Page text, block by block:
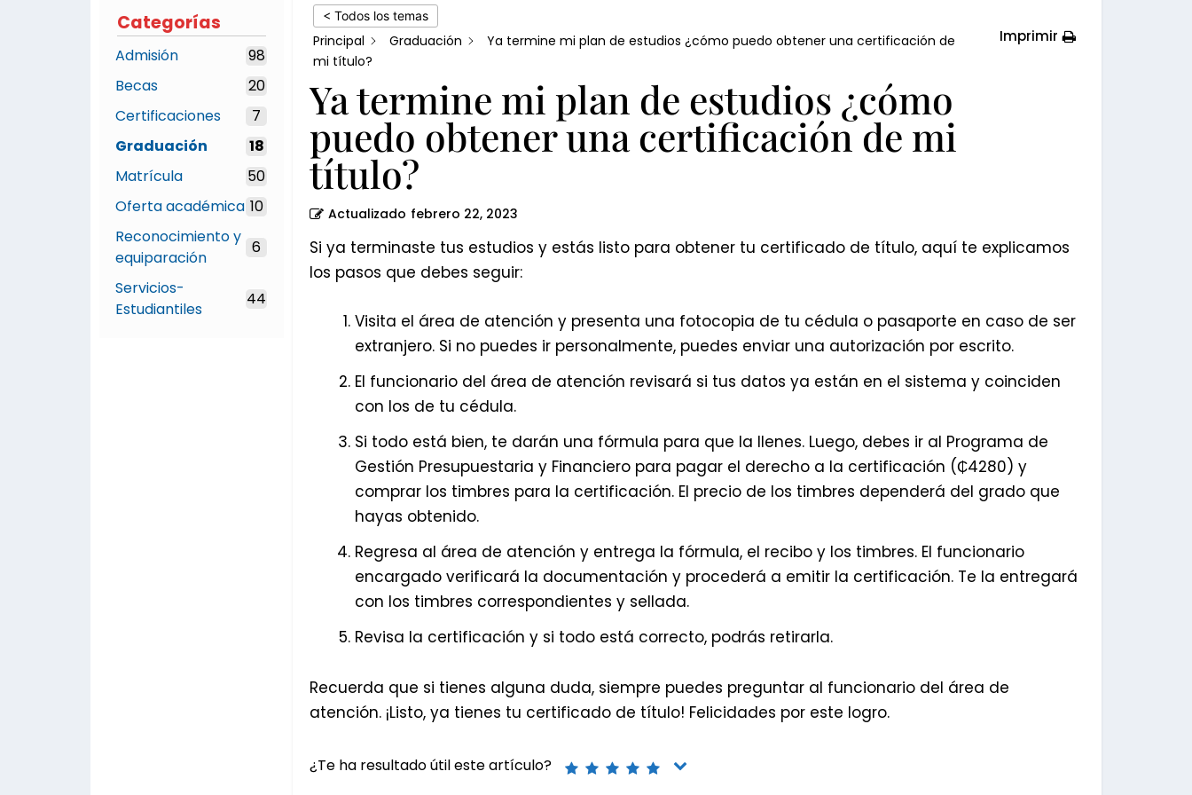
certificación
Categorías
Admisión
98
Becas
20
Certificaciones
7
Graduación
18
Matrícula
50
Oferta académica 10
Reconocimiento y
equiparación
6
Servicios-
Estudiantiles
44
< Todos los temas
Principal Graduación
Ya termine mi plan de estudios ¿cómo puedo obtener una certificación de
mi título?
Imprimir
Ya termine mi plan de estudios ¿cómo
puedo obtener una certificación de mi
título?
Actualizado febrero 22, 2023
Si ya terminaste tus estudios y estás listo para obtener tu certificado de título, aquí te explicamos
los pasos que debes seguir:
Visita el área de atención y presenta una fotocopia de tu cédula o pasaporte en caso de ser
extranjero. Si no puedes ir personalmente, puedes enviar una autorización por escrito.
El funcionario del área de atención revisará si tus datos ya están en el sistema y coinciden
con los de tu cédula.
Si todo está bien, te darán una fórmula para que la llenes. Luego, debes ir al Programa de
Gestión Presupuestaria y Financiero para pagar el derecho a la certificación (₵4280) y
comprar los timbres para la certificación. El precio de los timbres dependerá del grado que
hayas obtenido.
Regresa al área de atención y entrega la fórmula, el recibo y los timbres. El funcionario
encargado verificará la documentación y procederá a emitir la certificación. Te la entregará
con los timbres correspondientes y sellada.
Revisa la certificación y si todo está correcto, podrás retirarla.
Recuerda que si tienes alguna duda, siempre puedes preguntar al funcionario del área de
atención. ¡Listo, ya tienes tu certificado de título! Felicidades por este logro.
¿Te ha resultado útil este artículo?